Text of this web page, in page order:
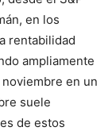
en los
rentabilidad
ampliamente
en un
suele
de estos